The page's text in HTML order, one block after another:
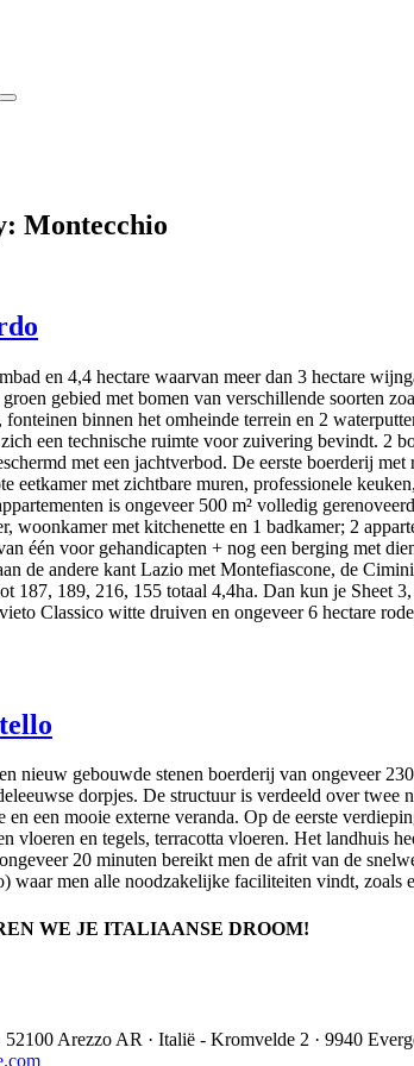
Montecchio
en 4,4 hectare waarvan meer dan 3 hectare
gebied met bomen van verschillende soorten
binnen het omheinde terrein en 2
een technische ruimte voor zuivering bevindt. 2
met een jachtverbod. De eerste boerderij
eetkamer met zichtbare muren, professionele
is ongeveer 500 m² volledig
woonkamer met kitchenette en 1 badkamer; 2
één voor gehandicapten + nog een berging met
de andere kant Lazio met Montefiascone, de
187, 189, 216, 155 totaal 4,4ha. Dan kun je Sheet
Classico witte druiven en ongeveer 6 hectare
nieuw gebouwde stenen boerderij van ongeveer
dorpjes. De structuur is verdeeld over
een mooie externe veranda. Op de eerste
vloeren en tegels, terracotta vloeren. Het landhuis
20 minuten bereikt men de afrit van de
waar men alle noodzakelijke faciliteiten vindt, zoals
WE JE ITALIAANSE DROOM!
Arezzo AR · Italië - Kromvelde 2 · 9940